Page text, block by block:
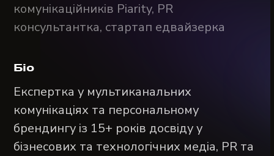
комунікаційників Piarity, PR
консультантка, стартап едвайзерка
Біо
Експертка у мультиканальних
комунікаціях та персональному
брендингу із 15+ років досвіду у
бізнесових та технологічних медіа, PR та